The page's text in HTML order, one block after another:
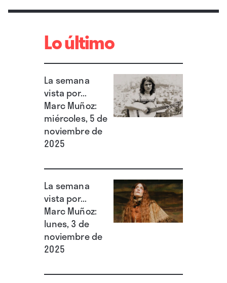
Lo último
La semana
vista por...
Marc Muñoz:
miércoles, 5 de
noviembre de
2025
La semana
vista por...
Marc Muñoz:
lunes, 3 de
noviembre de
2025